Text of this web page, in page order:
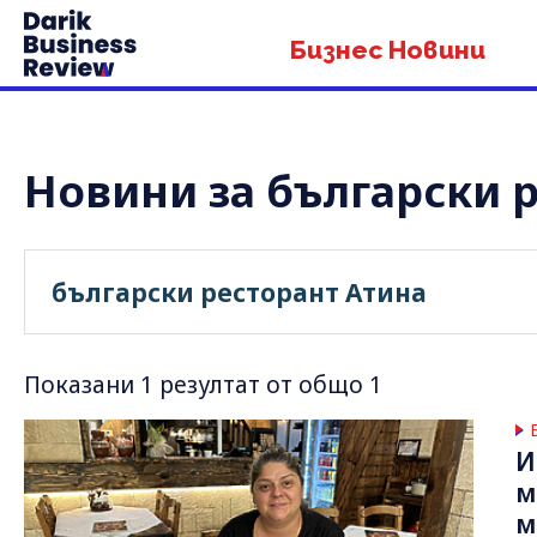
Бизнес Новини
Новини за български
Показани 1 резултат от общо 1